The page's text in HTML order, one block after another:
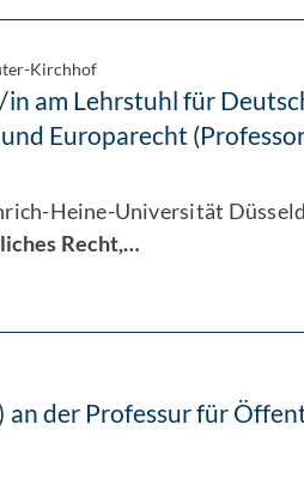
Kirchhof
am Lehrstuhl für
Europarecht
Heine-Universität
Recht,…
der Professur für